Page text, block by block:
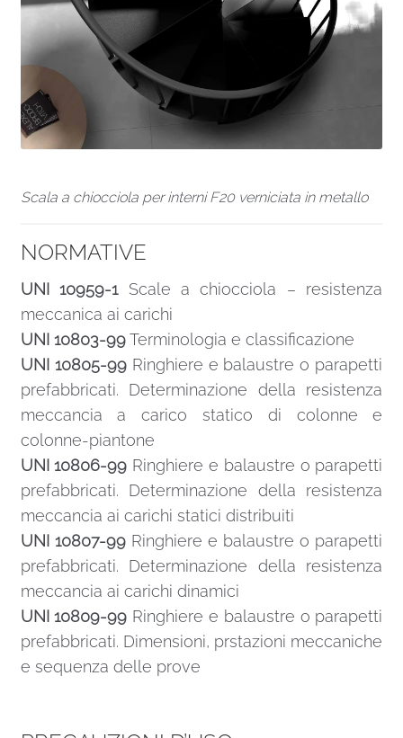
Scala a chiocciola per interni F20 verniciata in metallo
NORMATIVE
UNI 10959-1Scale a chiocciola – resistenza
meccanica ai carichi
UNI 10803-99Terminologia e classificazione
UNI 10805-99Ringhiere e balaustre o parapetti
prefabbricati. Determinazione della resistenza
meccancia a carico statico di colonne e
colonne-piantone
UNI 10806-99 Ringhiere e balaustre o parapetti
prefabbricati. Determinazione della resistenza
meccancia ai carichi statici distribuiti
UNI 10807-99Ringhiere e balaustre o parapetti
prefabbricati. Determinazione della resistenza
meccancia ai carichi dinamici
UNI 10809-99 Ringhiere e balaustre o parapetti
prefabbricati. Dimensioni, prstazioni meccaniche
e sequenza delle prove